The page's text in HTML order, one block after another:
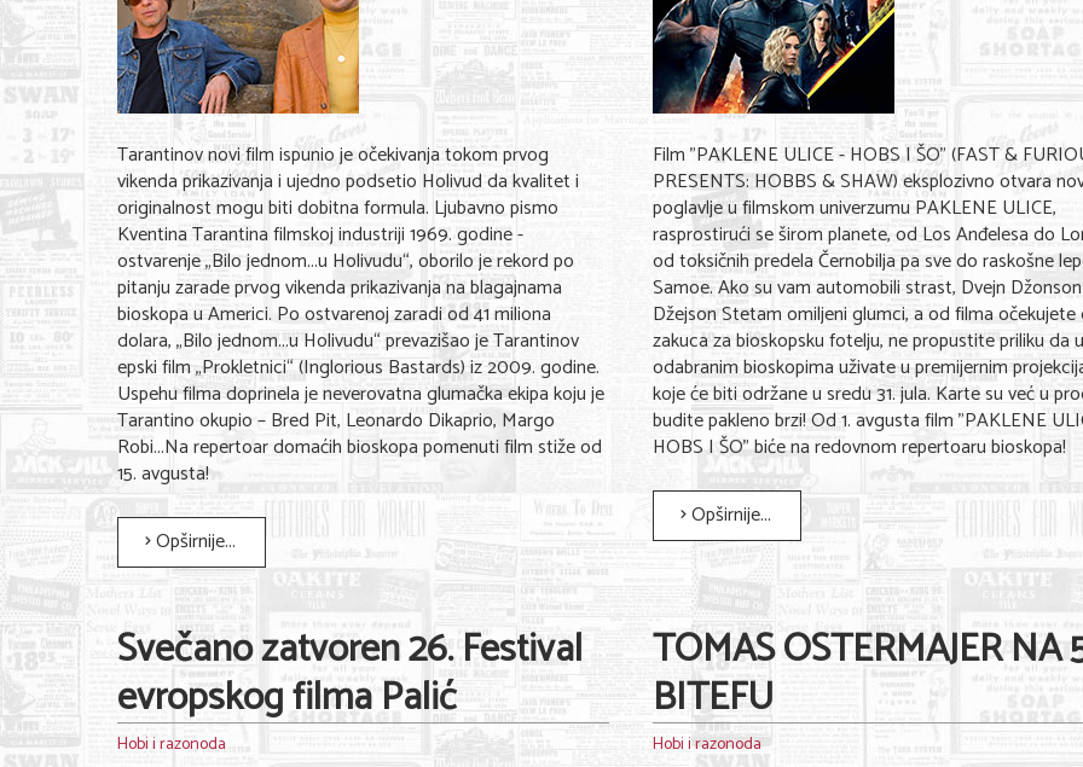
Tarantinov novi film ispunio je očekivanja tokom prvog
vikenda prikazivanja i ujedno podsetio Holivud da kvalitet i
originalnost mogu biti dobitna formula. Ljubavno pismo
Kventina Tarantina filmskoj industriji 1969. godine -
ostvarenje „Bilo jednom...u Holivudu“, oborilo je rekord po
pitanju zarade prvog vikenda prikazivanja na blagajnama
bioskopa u Americi. Po ostvarenoj zaradi od 41 miliona
dolara, „Bilo jednom...u Holivudu“ prevazišao je Tarantinov
epski film „Prokletnici“ (Inglorious Bastards) iz 2009. godine.
Uspehu filma doprinela je neverovatna glumačka ekipa koju je
Tarantino okupio – Bred Pit, Leonardo Dikaprio, Margo
Robi...Na repertoar domaćih bioskopa pomenuti film stiže od
15. avgusta!
Opširnije...
Film "PAKLENE ULICE - HOBS I ŠO" (FAST &
PRESENTS: HOBBS & SHAW) eksplozivno otvara
poglavlje u filmskom univerzumu PAKLENE ULICE,
rasprostirući se širom planete, od Los Anđelesa do
od toksičnih predela Černobilja pa sve do raskošne
Samoe. Ako su vam automobili strast, Dvejn
Džejson Stetam omiljeni glumci, a od filma očekujete
zakuca za bioskopsku fotelju, ne propustite priliku da
odabranim bioskopima uživate u premijernim
koje će biti održane u sredu 31. jula. Karte su već u
budite pakleno brzi! Od 1. avgusta film "PAKLENE
HOBS I ŠO" biće na redovnom repertoaru bioskopa!
Opširnije...
Svečano zatvoren 26. Festival
evropskog filma Palić
Hobi i razonoda
TOMAS OSTERMAJER NA
BITEFU
Hobi i razonoda